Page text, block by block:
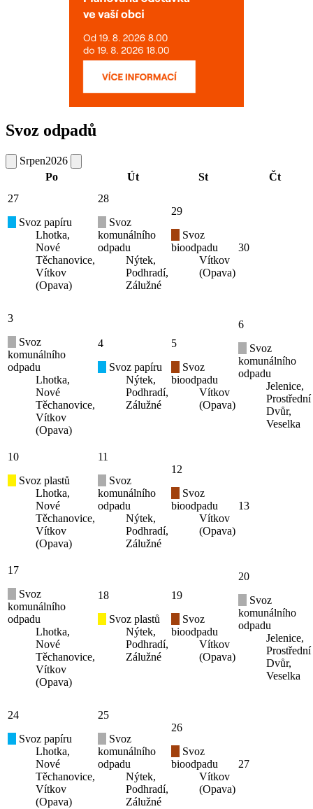
Svoz odpadů
Srpen2026
Po
Út St
Čt
27
Svoz papíru
Lhotka,
Nové
Těchanovice,
Vítkov
(Opava)
28
Svoz
komunálního
odpadu
Nýtek,
Podhradí,
Zálužné
29
Svoz
bioodpadu
Vítkov
(Opava)
30
3
Svoz
komunálního
odpadu
Lhotka,
Nové
Těchanovice,
Vítkov
(Opava)
4
Svoz papíru
Nýtek,
Podhradí,
Zálužné
5
Svoz
bioodpadu
Vítkov
(Opava)
6
Svoz
komunálního
odpadu
Jelenice,
Prostřední
Dvůr,
Veselka
10
Svoz plastů
Lhotka,
Nové
Těchanovice,
Vítkov
(Opava)
11
Svoz
komunálního
odpadu
Nýtek,
Podhradí,
Zálužné
12
Svoz
bioodpadu
Vítkov
(Opava)
13
17
Svoz
komunálního
odpadu
Lhotka,
Nové
Těchanovice,
Vítkov
(Opava)
18
Svoz plastů
Nýtek,
Podhradí,
Zálužné
19
Svoz
bioodpadu
Vítkov
(Opava)
20
Svoz
komunálního
odpadu
Jelenice,
Prostřední
Dvůr,
Veselka
24
Svoz papíru
Lhotka,
Nové
Těchanovice,
Vítkov
(Opava)
25
Svoz
komunálního
odpadu
Nýtek,
Podhradí,
Zálužné
26
Svoz
bioodpadu
Vítkov
(Opava)
27